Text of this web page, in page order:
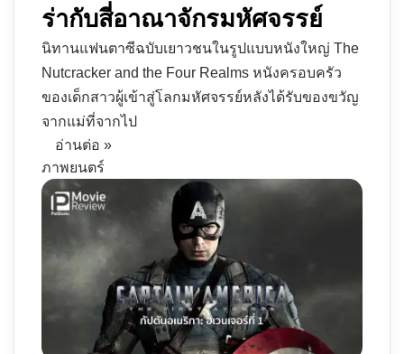
ร่ากับสี่อาณาจักรมหัศจรรย์
นิทานแฟนตาซีฉบับเยาวชนในรูปแบบหนังใหญ่ The
Nutcracker and the Four Realms หนังครอบครัว
ของเด็กสาวผู้เข้าสู่โลกมหัศจรรย์หลังได้รับของขวัญ
จากแม่ที่จากไป
อ่านต่อ »
ภาพยนตร์